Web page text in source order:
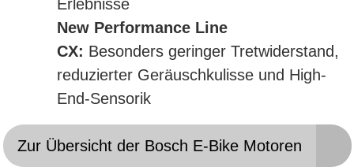
Erlebnisse
New Performance Line
CX: Besonders geringer Tretwiderstand,
reduzierter Geräuschkulisse und High-
End-Sensorik
Zur Übersicht der Bosch E-Bike Motoren